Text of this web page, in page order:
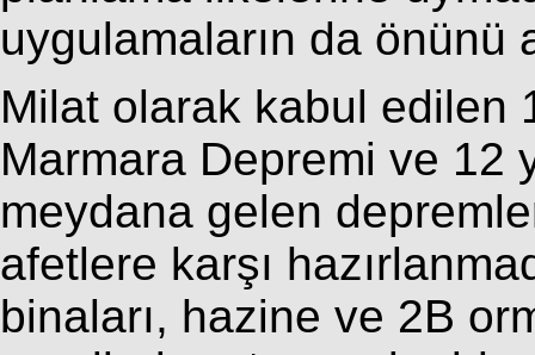
uygulamaların da önünü
Milat olarak kabul edilen
Marmara Depremi ve 12
meydana gelen
afetlere karşı
binaları, hazine ve 2B